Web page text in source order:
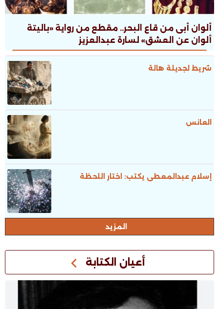
ألوان أبى من قاع البحر.. مقطع من رواية «باليتة
ألوان عن العشق» لسارة عبدالعزيز
شريط لجديلة هالة
العانس
إسلام عبدالمعطى يكتب: اختار اللحظة
المزيد
أعيان الكتابة